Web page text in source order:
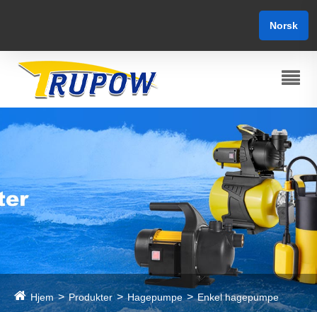
Norsk‎
Hjem Produkter Hagepumpe Enkel hagepumpe